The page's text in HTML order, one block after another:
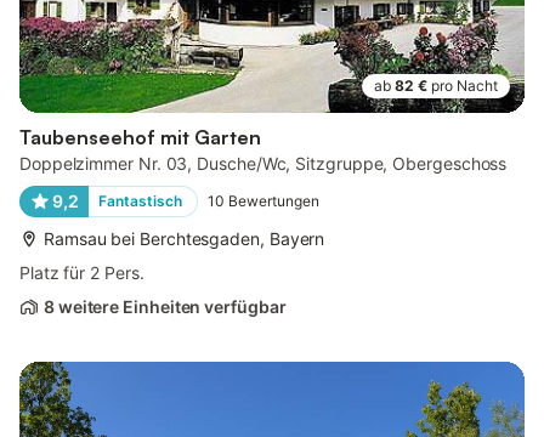
ab 82 € pro Nacht
Taubenseehof mit Garten
Doppelzimmer Nr. 03, Dusche/Wc, Sitzgruppe, Obergeschoss
9,2
Fantastisch 10 Bewertungen
Ramsau bei Berchtesgaden, Bayern
Platz für 2 Pers.
8 weitere Einheiten verfügbar